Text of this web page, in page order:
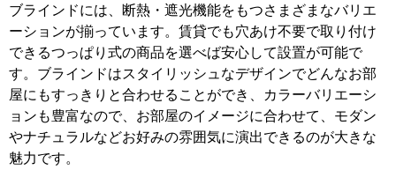
ブラインドには、断熱・遮光機能をもつさまざまなバリエ
ーションが揃っています。賃貸でも穴あけ不要で取り付け
できるつっぱり式の商品を選べば安心して設置が可能で
す。ブラインドはスタイリッシュなデザインでどんなお部
屋にもすっきりと合わせることができ、カラーバリエーシ
ョンも豊富なので、お部屋のイメージに合わせて、モダン
やナチュラルなどお好みの雰囲気に演出できるのが大きな
魅力です。